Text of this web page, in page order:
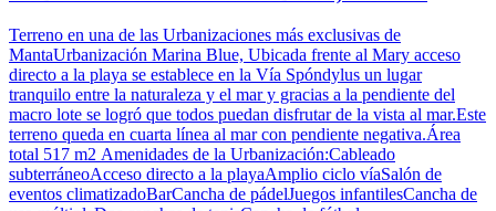
Terreno en una de las Urbanizaciones más exclusivas de
MantaUrbanización Marina Blue, Ubicada frente al Mary acceso
directo a la playa se establece en la Vía Spóndylus un lugar
tranquilo entre la naturaleza y el mar y gracias a la pendiente del
macro lote se logró que todos puedan disfrutar de la vista al mar.Este
terreno queda en cuarta línea al mar con pendiente negativa.Área
total 517 m2 Amenidades de la Urbanización:Cableado
subterráneoAcceso directo a la playaAmplio ciclo víaSalón de
eventos climatizadoBarCancha de pádelJuegos infantilesCancha de